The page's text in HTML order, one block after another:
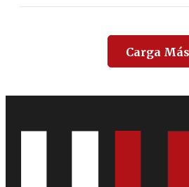
Carga Más